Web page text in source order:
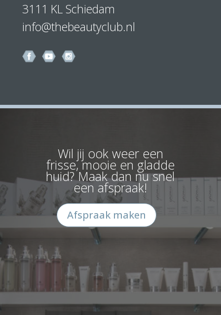
3111 KL Schiedam
info@thebeautyclub.nl
Wil jij ook weer een
frisse, mooie en gladde
huid? Maak dan nu snel
een afspraak!
Afspraak maken